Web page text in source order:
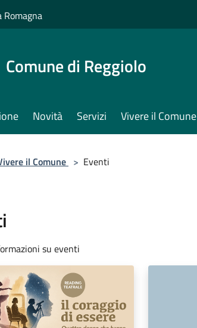
Romagna
Comune di Reggiolo
Novità Servizi Vivere il Comune
il Comune > Eventi
su eventi